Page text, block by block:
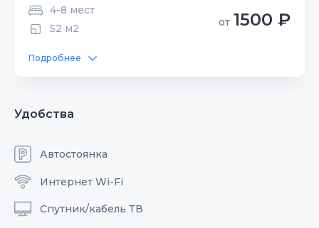
4-8 мест
52 м2
от 1500 ₽
Подробнее
Удобства
Автостоянка
Интернет Wi-Fi
Спутник/кабель ТВ